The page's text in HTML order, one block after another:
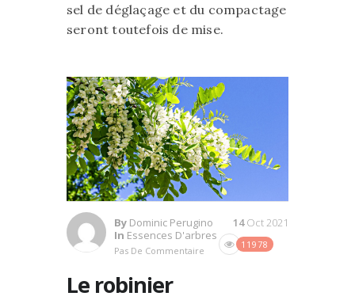
sel de déglaçage et du compactage
seront toutefois de mise.
By Dominic Perugino
In Essences D'arbres
Pas De Commentaire
11978
14Oct 2021
Le robinier